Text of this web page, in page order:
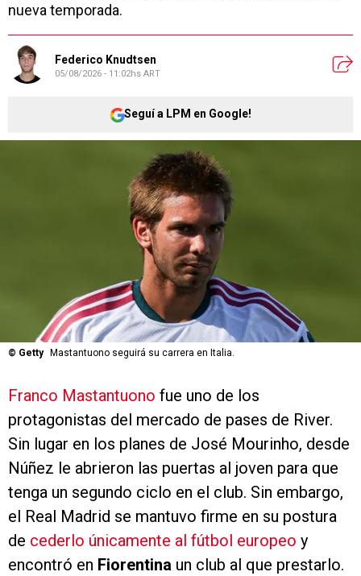
nueva temporada.
Federico Knudtsen
05/08/2026 - 11:02hs ART
Seguí a LPM en Google!
© Getty Mastantuono seguirá su carrera en Italia.
Franco Mastantuono fue uno de los
protagonistas del mercado de pases de River.
Sin lugar en los planes de José Mourinho, desde
Núñez le abrieron las puertas al joven para que
tenga un segundo ciclo en el club. Sin embargo,
el Real Madrid se mantuvo firme en su postura
de cederlo únicamente al fútbol europeo y
encontró en Fiorentina un club al que prestarlo.